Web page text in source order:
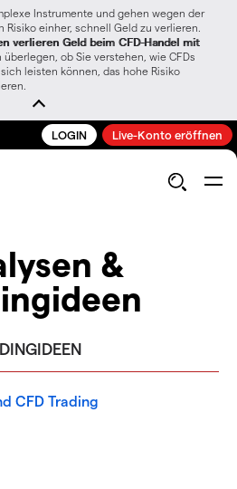
Instrumente und gehen wegen der
Risiko einher, schnell Geld zu verlieren.
verlieren Geld beim CFD-Handel mit
überlegen, ob Sie verstehen, wie CFDs
leisten können, das hohe Risiko
LOGIN Live-Konto eröffnen
&